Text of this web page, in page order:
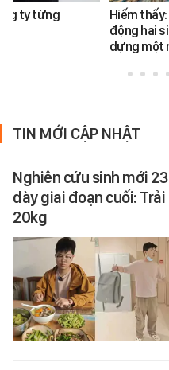
ty từng
Hiếm
động hai
dựng một
TIN MỚI CẬP NHẬT
Nghiên cứu sinh mới
dày giai đoạn cuối:
20kg